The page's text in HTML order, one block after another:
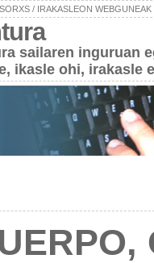
/ IRAKASLEON WEBGUNEAK
sailaren inguruan
ikasle ohi, irakasle